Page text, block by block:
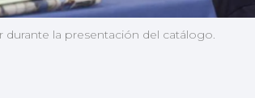
durante la presentación del catálogo.